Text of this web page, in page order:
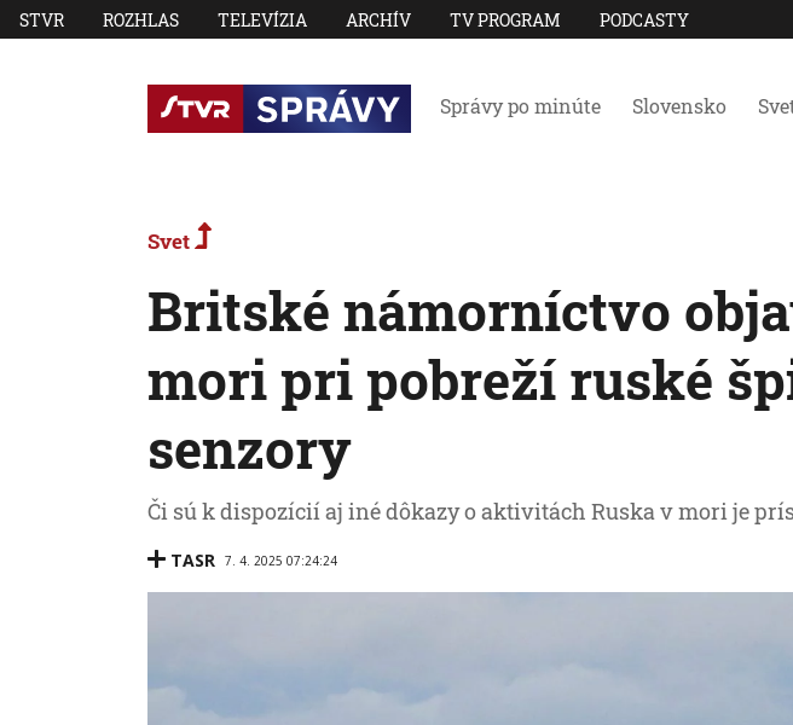
STVR ROZHLAS TELEVÍZIA ARCHÍV TV PROGRAM PODCASTY
Správy po minúte Slovensko
Svet
Britské námorníctvo
mori pri pobreží ruské
senzory
Či sú k dispozícií aj iné dôkazy o aktivitách Ruska v mori je
TASR 7. 4. 2025 07:24:24